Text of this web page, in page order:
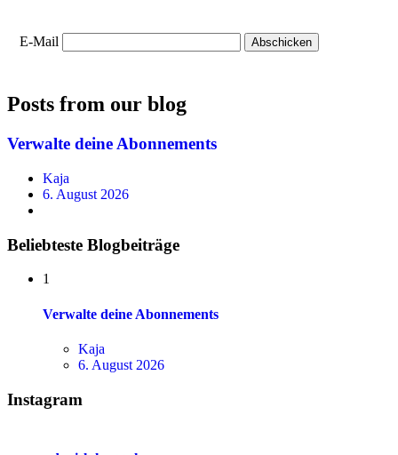
E-Mail
Posts from our blog
Verwalte deine Abonnements
Kaja
6. August 2026
Widgets
Beliebteste Blogbeiträge
1
Verwalte deine Abonnements
Kaja
6. August 2026
Instagram